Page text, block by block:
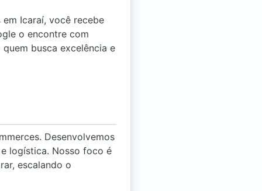
Icaraí, você recebe
o encontre com
busca excelência e
Desenvolvemos
logística. Nosso foco é
escalando o